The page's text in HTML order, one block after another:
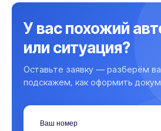
У вас похожий
или ситуация?
Оставьте заявку — разберём
подскажем, как оформить
Ваш номер